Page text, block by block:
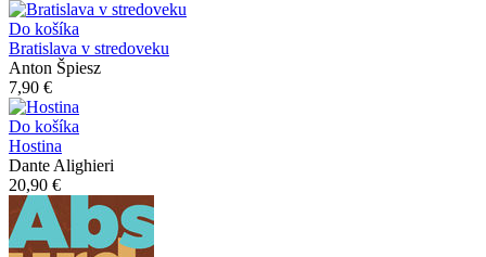
Do košíka
Bratislava v stredoveku
Anton Špiesz
7,90 €
Do košíka
Hostina
Dante Alighieri
20,90 €